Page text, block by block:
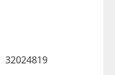
32024819